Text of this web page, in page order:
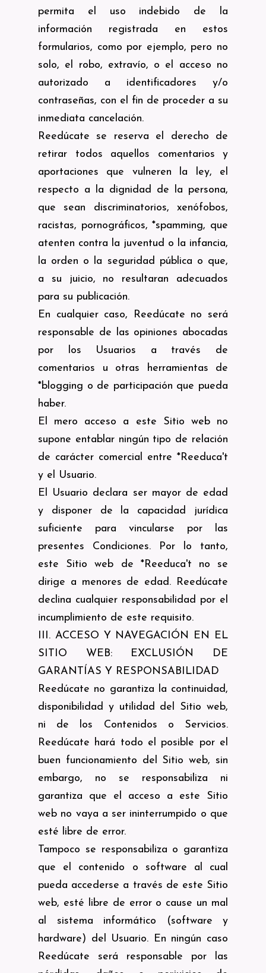
permita el uso indebido de la
información registrada en estos
formularios, como por ejemplo, pero no
solo, el robo, extravío, o el acceso no
autorizado a identificadores y/o
contraseñas, con el fin de proceder a su
inmediata cancelación.
Reedúcate se reserva el derecho de
retirar todos aquellos comentarios y
aportaciones que vulneren la ley, el
respecto a la dignidad de la persona,
que sean discriminatorios, xenófobos,
racistas, pornográficos, *spamming, que
atenten contra la juventud o la infancia,
la orden o la seguridad pública o que,
a su juicio, no resultaran adecuados
para su publicación.
En cualquier caso, Reedúcate no será
responsable de las opiniones abocadas
por los Usuarios a través de
comentarios u otras herramientas de
*blogging o de participación que pueda
haber.
El mero acceso a este Sitio web no
supone entablar ningún tipo de relación
de carácter comercial entre *Reeduca't
y el Usuario.
El Usuario declara ser mayor de edad
y disponer de la capacidad jurídica
suficiente para vincularse por las
presentes Condiciones. Por lo tanto,
este Sitio web de *Reeduca't no se
dirige a menores de edad. Reedúcate
declina cualquier responsabilidad por el
incumplimiento de este requisito.
III. ACCESO Y NAVEGACIÓN EN EL
SITIO WEB: EXCLUSIÓN DE
GARANTÍAS Y RESPONSABILIDAD
Reedúcate no garantiza la continuidad,
disponibilidad y utilidad del Sitio web,
ni de los Contenidos o Servicios.
Reedúcate hará todo el posible por el
buen funcionamiento del Sitio web, sin
embargo, no se responsabiliza ni
garantiza que el acceso a este Sitio
web no vaya a ser ininterrumpido o que
esté libre de error.
Tampoco se responsabiliza o garantiza
que el contenido o software al cual
pueda accederse a través de este Sitio
web, esté libre de error o cause un mal
al sistema informático (software y
hardware) del Usuario. En ningún caso
Reedúcate será responsable por las